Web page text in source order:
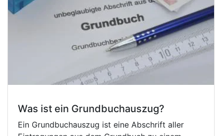
Was ist ein Grundbuchauszug?
Ein Grundbuchauszug ist eine Abschrift aller